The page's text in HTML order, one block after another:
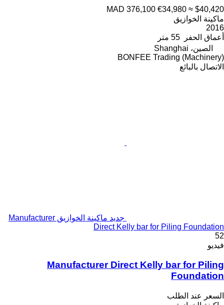
MAD 376,100 €34,980 ≈ $40,420
ماكينة الخوازيق
2016
أعماق الحفر
55 متر
الصين، Shanghai
BONFEE Trading (Machinery)
الاتصال بالبائع
جديد ماكينة الخوازيق Manufacturer
Direct Kelly bar for Piling Foundation
52
فيديو
Manufacturer Direct Kelly bar for Piling
Foundation
السعر عند الطلب